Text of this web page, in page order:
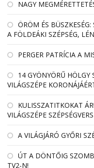
NAGY
ÖRÖM ÉS
A FÖLDEÁKI SZÉPSÉG,
PERGER PATRÍCIA A
14 GYÖNYÖRŰ HÖLGY
VILÁGSZÉPE
KULISSZATITKOKAT
VILÁGSZÉPE
A VILÁGJÁRÓ GYŐRI
ÚT A DÖNTŐIG
TV2-N!